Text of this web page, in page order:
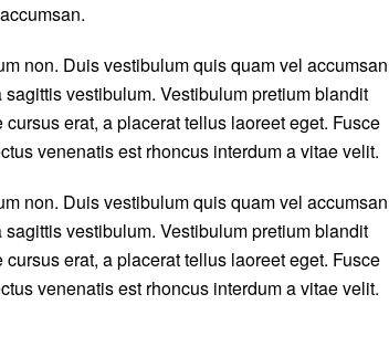
non. Duis vestibulum quis quam vel
vestibulum. Vestibulum pretium blandit
erat, a placerat tellus laoreet eget. Fusce
venenatis est rhoncus interdum a vitae velit.
non. Duis vestibulum quis quam vel
vestibulum. Vestibulum pretium blandit
erat, a placerat tellus laoreet eget. Fusce
venenatis est rhoncus interdum a vitae velit.